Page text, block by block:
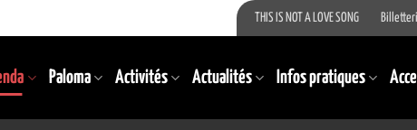
THIS IS NOT A LOVE SONG
Paloma Activités Actualités Infos pratiques